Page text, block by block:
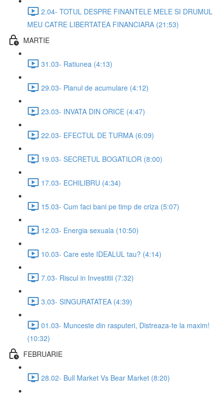
2.04- TOTUL DESPRE FINANTELE MELE SI DRUMUL
MEU CATRE LIBERTATEA FINANCIARA (21:53)
MARTIE
31.03- Ratiunea (4:13)
29.03- Planul de acumulare (4:12)
23.03- INVATA DIN ORICE (4:47)
22.03- EFECTUL DE TURMA (6:09)
19.03- SECRETUL BOGATILOR (8:00)
17.03- ECHILIBRU (4:34)
15.03- Cum faci bani pe timp de criza (5:07)
12.03- Energia sexuala (10:50)
10.03- Care este IDEALUL tau? (4:14)
7.03- Riscul in Investitii (7:32)
3.03- SINGURATATEA (4:39)
01.03- Munceste din rasputeri, Distreaza-te la maxim!
(10:32)
FEBRUARIE
28.02- Bull Market Vs Bear Market (8:20)